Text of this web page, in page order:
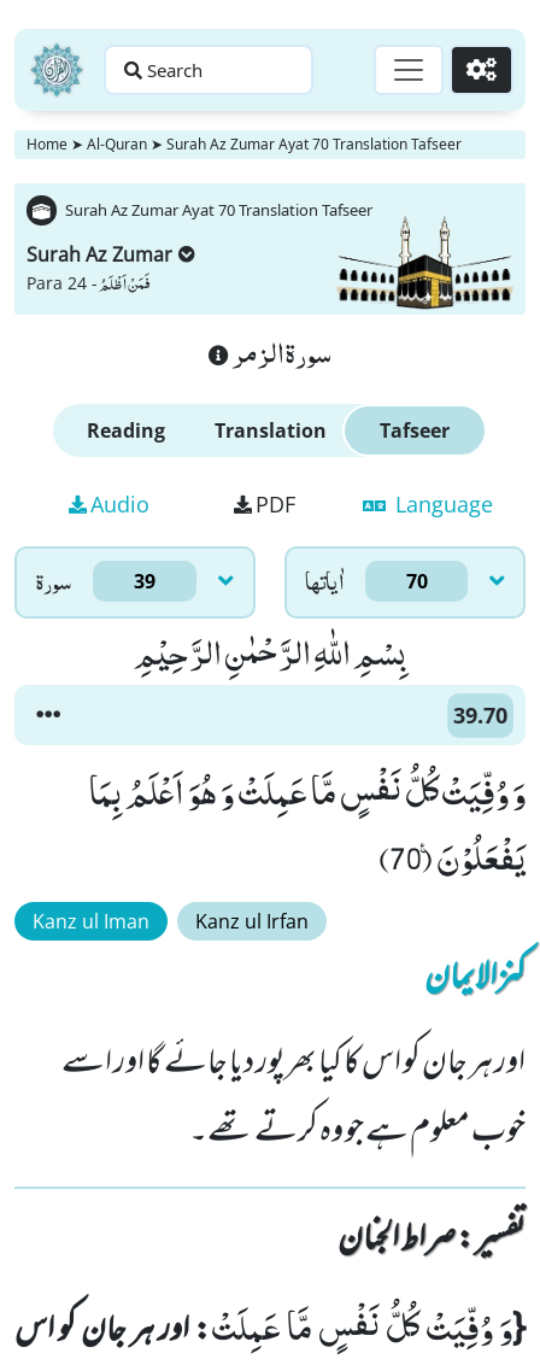
Search Go
Home ➤ Al-Quran ➤ Surah Az Zumar Ayat 70 Translation Tafseer
Surah Az Zumar Ayat 70 Translation Tafseer
Surah Az Zumar
Para 24 -فَمَنْ اَظْلَمُ
سورة الزمر
Reading Translation Tafseer
Audio PDF Language
سورۃ 39 اٰياتها 70
بِسْمِ اللّٰهِ الرَّحْمٰنِ الرَّحِیْمِ
39.70
وَ وُفِّیَتْ كُلُّ نَفْسٍ مَّا عَمِلَتْ وَ هُوَ اَعْلَمُ بِمَا
یَفْعَلُوْنَ۠ (70)
Kanz ul Iman Kanz ul Irfan
کنزالایمان
اور ہر جان کو اس کا کیا بھرپور دیا جائے گا اور اسے
خوب معلوم ہے جو وہ کرتے تھے۔
تفسیر : ‎صراط الجنان
{وَ وُفِّیَتْ كُلُّ نَفْسٍ مَّا عَمِلَتْ: اور ہر جان کو اس